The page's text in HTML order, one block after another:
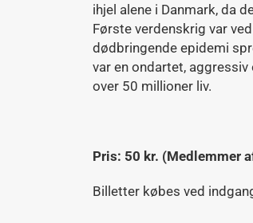
ihjel alene i Danmark, da
Første verdenskrig var
dødbringende epidemi
var en ondartet,
over 50 millioner liv.
Pris: 50 kr. (Medlemmer
Billetter købes ved